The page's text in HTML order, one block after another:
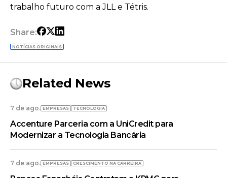
trabalho futuro com a JLL e Tétris.
Share:
NOTÍCIAS ORIGINAIS
Related News
7 de ago. EMPRESAS TECNOLOGIA
Accenture Parceria com a UniCredit para
Modernizar a Tecnologia Bancária
7 de ago. EMPRESAS CRESCIMENTO NA CARREIRA